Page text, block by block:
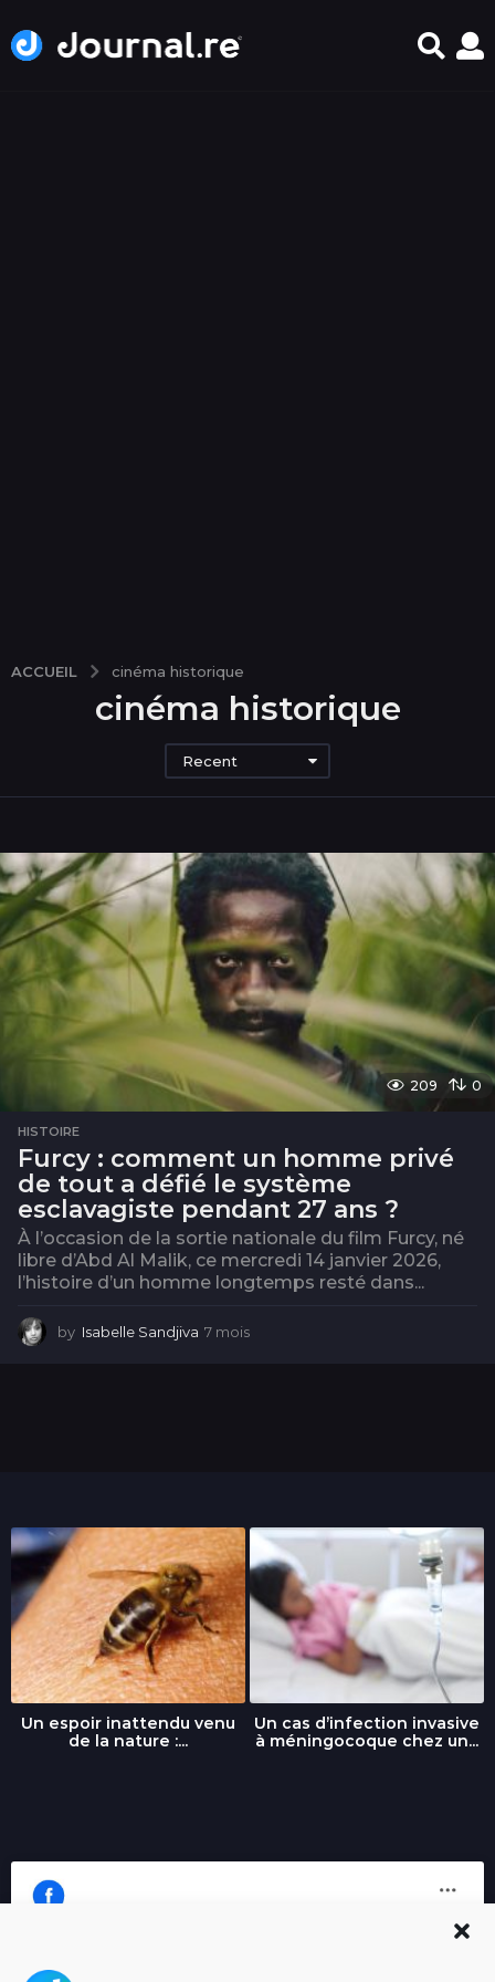
ACCUEIL cinéma historique
cinéma historique
Recent
209 0
HISTOIRE
Furcy : comment un homme privé
de tout a défié le système
esclavagiste pendant 27 ans ?
À l’occasion de la sortie nationale du film Furcy, né
libre d’Abd Al Malik, ce mercredi 14 janvier 2026,
l’histoire d’un homme longtemps resté dans...
by Isabelle Sandjiva 7 mois
Un espoir inattendu venu
de la nature :...
Un cas d’infection invasive
à méningocoque chez un...